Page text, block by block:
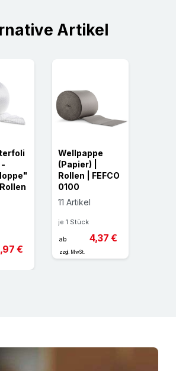
Artikel
-
€
Wellpappe
(Papier) |
Rollen | FEFCO
0100
11 Artikel
je 1 Stück
ab 4,37 €
zzgl. MwSt.